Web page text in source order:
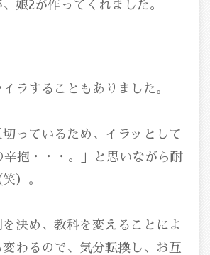
娘2が作ってくれました。
ラすることもありました。
っているため、イラッとして
辛抱・・・。」と思いながら耐
）。
決め、教科を変えることによ
変わるので、気分転換し、お互